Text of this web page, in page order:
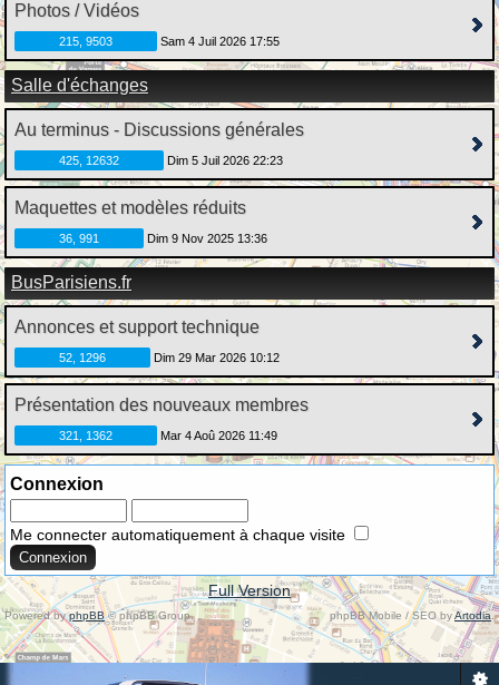
Photos / Vidéos
215, 9503 Sam 4 Juil 2026 17:55
Salle d'échanges
Au terminus - Discussions générales
425, 12632 Dim 5 Juil 2026 22:23
Maquettes et modèles réduits
36, 991 Dim 9 Nov 2025 13:36
BusParisiens.fr
Annonces et support technique
52, 1296 Dim 29 Mar 2026 10:12
Présentation des nouveaux membres
321, 1362 Mar 4 Aoû 2026 11:49
Connexion
Me connecter automatiquement à chaque visite
Full Version
Powered byphpBB© phpBB Group. phpBB Mobile / SEO byArtodia .